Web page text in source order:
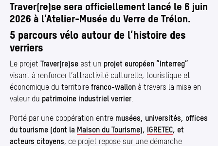
Traver(re)se sera officiellement lancé le 6 juin
2026 à l’Atelier-Musée du Verre de Trélon.
5 parcours vélo autour de l’histoire des
verriers
Le projet Traver(re)se est un projet européen “Interreg”
visant à renforcer l’attractivité culturelle, touristique et
économique du territoire franco-wallon à travers la mise en
valeur du patrimoine industriel verrier
Porté par une coopération entre musées, universités, offices
du tourisme (dont la Maison du Tourisme), IGRETEC, et
acteurs citoyens, ce projet repose sur une démarche